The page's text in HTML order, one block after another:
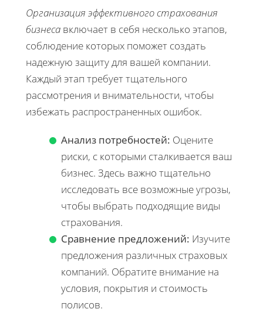
Организация эффективного страхования
бизнеса включает в себя несколько этапов,
соблюдение которых поможет создать
надежную защиту для вашей компании.
Каждый этап требует тщательного
рассмотрения и внимательности, чтобы
избежать распространенных ошибок.
Анализ потребностей: Оцените
риски, с которыми сталкивается ваш
бизнес. Здесь важно тщательно
исследовать все возможные угрозы,
чтобы выбрать подходящие виды
страхования.
Сравнение предложений: Изучите
предложения различных страховых
компаний. Обратите внимание на
условия, покрытия и стоимость
полисов.